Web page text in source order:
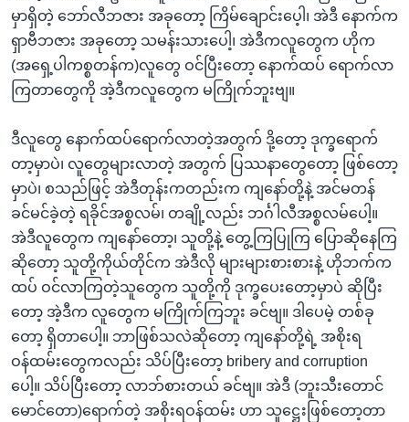
မှာရှိတဲ့ ဘော်လီဘဇား အခုတော့ ကြိမ်ချောင်းပေ့ါ၊ အဲဒီ နောက်က
ရှာဗီဘဇား အခုတော့ သမန်းသားပေါ့၊ အဲဒီကလူတွေက ဟိုက
(အရှေ့ပါကစ္စတန်က)လူတွေ ဝင်ပြီးတော့ နောက်ထပ် ရောက်လာ
ကြတာတွေကို အဲ့ဒီကလူတွေက မကြိုက်ဘူးဗျ။
ဒီလူတွေ နောက်ထပ်ရောက်လာတဲ့အတွက် ဒို့တော့ ဒုက္ခရောက်
တာ့မှာပဲ၊ လူတွေများလာတဲ့ အတွက် ပြဿနာတွေတော့ ဖြစ်တော့
မှာပဲ၊ စသည်ဖြင့် အဲဒီတုန်းကတည်းက ကျနော်တို့နဲ့ အင်မတန်
ခင်မင်ခဲ့တဲ့ ရခိုင်အစ္စလမ်၊ တချို့လည်း ဘင်္ဂါလီအစ္စလမ်ပေါ့။
အဲဒီလူတွေက ကျနော်တော့၊ သူတို့နဲ့ တွေ့ကြပြုကြ ပြောဆိုနေကြ
ဆိုတော့ သူတို့ကိုယ်တိုင်က အဲဒီလို များများစားစားနဲ့ ဟိုဘက်က
ထပ် ဝင်လာကြတဲ့သူတွေက သူတို့ကို ဒုက္ခပေးတော့မှာပဲ ဆိုပြီး
တော့ အဲ့ဒီက လူတွေက မကြိုက်ကြဘူး ခင်ဗျ။ ဒါပေမဲ့ တစ်ခု
တော့ ရှိတာပေါ့။ ဘာဖြစ်သလဲဆိုတော့ ကျနော်တို့ရဲ့ အစိုးရ
ဝန်ထမ်းတွေကလည်း သိပ်ပြီးတော့ bribery and corruption
ပေါ့။ သိပ်ပြီးတော့ လာဘ်စားတယ် ခင်ဗျ။ အဲဒီ (ဘူးသီးတောင်
မောင်တော)ရောက်တဲ့ အစိုးရဝန်ထမ်း ဟာ သူဋ္ဌေးဖြစ်တော့တာ